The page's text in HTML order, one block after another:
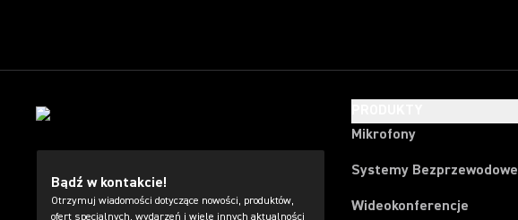
Bądź w kontakcie!
Otrzymuj wiadomości dotyczące nowości, produktów,
ofert specjalnych, wydarzeń i wiele innych aktualności
Mikrofony
Systemy Bezprzewodowe
Wideokonferencje